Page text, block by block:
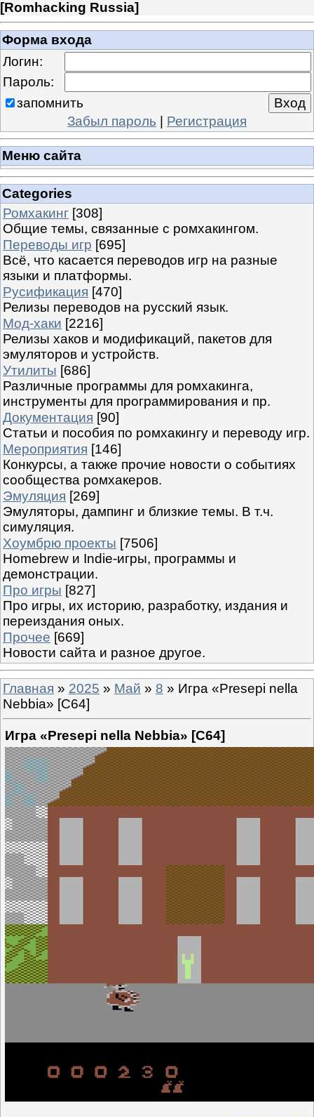
[Romhacking Russia]
Форма входа
Логин:
Пароль:
запомнить
Забыл пароль | Регистрация
Меню сайта
Categories
Ромхакинг [308]
Общие темы, связанные с ромхакингом.
Переводы игр [695]
Всё, что касается переводов игр на разные
языки и платформы.
Русификация [470]
Релизы переводов на русский язык.
Мод-хаки [2216]
Релизы хаков и модификаций, пакетов для
эмуляторов и устройств.
Утилиты [686]
Различные программы для ромхакинга,
инструменты для программирования и пр.
Документация [90]
Статьи и пособия по ромхакингу и переводу игр.
Мероприятия [146]
Конкурсы, а также прочие новости о событиях
сообщества ромхакеров.
Эмуляция [269]
Эмуляторы, дампинг и близкие темы. В т.ч.
симуляция.
Хоумбрю проекты [7506]
Homebrew и Indie-игры, программы и
демонстрации.
Про игры [827]
Про игры, их историю, разработку, издания и
переиздания оных.
Прочее [669]
Новости сайта и разное другое.
Главная » 2025 » Май » 8 » Игра «Presepi nella
Nebbia» [C64]
Игра «Presepi nella Nebbia» [C64]